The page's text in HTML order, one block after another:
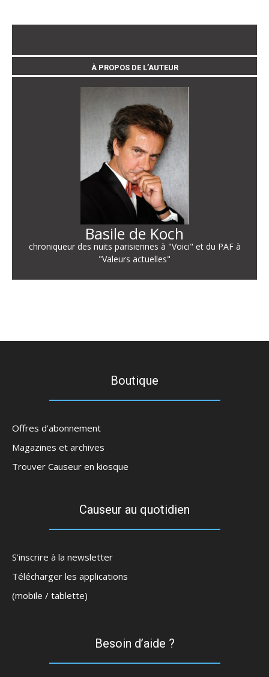
À PROPOS DE L’AUTEUR
Basile de Koch
chroniqueur des nuits parisiennes à "Voici" et du PAF à
"Valeurs actuelles"
Boutique
Offres d’abonnement
Magazines et archives
Trouver Causeur en kiosque
Causeur au quotidien
S’inscrire à la newsletter
Télécharger les applications
(mobile / tablette)
Besoin d’aide ?